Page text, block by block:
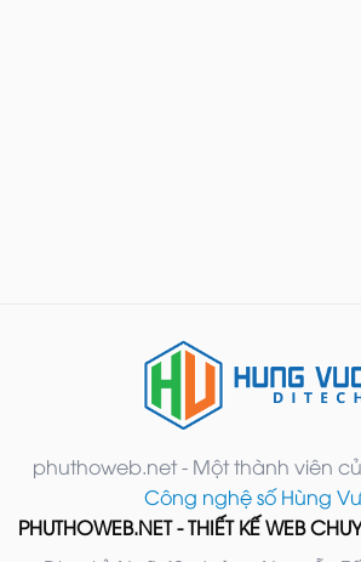
phuthoweb.net - Một thành viên
Công nghệ số Hùng
PHUTHOWEB.NET - THIẾT KẾ WEB